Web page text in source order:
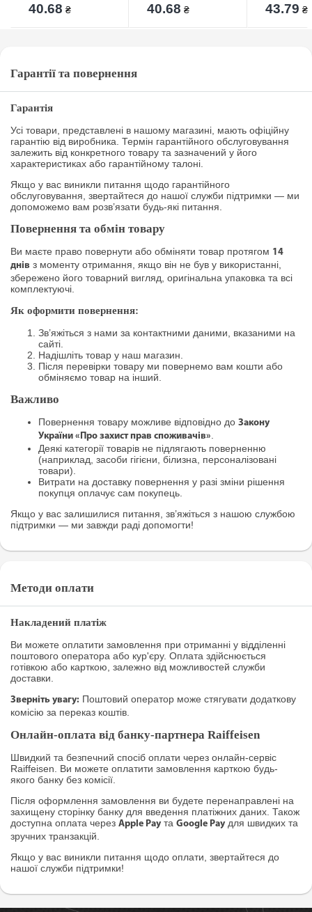
40.68 ₴ 40.68 ₴ 43.79 ₴
Гарантії та повернення
Гарантія
Усі товари, представлені в нашому магазині, мають офіційну
гарантію від виробника. Термін гарантійного обслуговування
залежить від конкретного товару та зазначений у його
характеристиках або гарантійному талоні.
Якщо у вас виникли питання щодо гарантійного
обслуговування, звертайтеся до нашої служби підтримки — ми
допоможемо вам розв’язати будь-які питання.
Повернення та обмін товару
Ви маєте право повернути або обміняти товар протягом 14
днів з моменту отримання, якщо він не був у використанні,
збережено його товарний вигляд, оригінальна упаковка та всі
комплектуючі.
Як оформити повернення:
Зв’яжіться з нами за контактними даними, вказаними на
сайті.
Надішліть товар у наш магазин.
Після перевірки товару ми повернемо вам кошти або
обміняємо товар на інший.
Важливо
Повернення товару можливе відповідно до Закону
України «Про захист прав споживачів».
Деякі категорії товарів не підлягають поверненню
(наприклад, засоби гігієни, білизна, персоналізовані
товари).
Витрати на доставку повернення у разі зміни рішення
покупця оплачує сам покупець.
Якщо у вас залишилися питання, зв’яжіться з нашою службою
підтримки — ми завжди раді допомогти!
Методи оплати
Накладений платіж
Ви можете оплатити замовлення при отриманні у відділенні
поштового оператора або кур'єру. Оплата здійснюється
готівкою або карткою, залежно від можливостей служби
доставки.
Зверніть увагу: Поштовий оператор може стягувати додаткову
комісію за переказ коштів.
Онлайн-оплата від банку-партнера Raiffeisen
Швидкий та безпечний спосіб оплати через онлайн-сервіс
Raiffeisen. Ви можете оплатити замовлення карткою будь-
якого банку без комісії.
Після оформлення замовлення ви будете перенаправлені на
захищену сторінку банку для введення платіжних даних. Також
доступна оплата через Apple Pay та Google Pay для швидких та
зручних транзакцій.
Якщо у вас виникли питання щодо оплати, звертайтеся до
нашої служби підтримки!